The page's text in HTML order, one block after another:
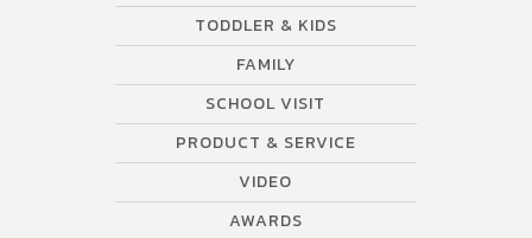
TODDLER & KIDS
FAMILY
SCHOOL VISIT
PRODUCT & SERVICE
VIDEO
AWARDS